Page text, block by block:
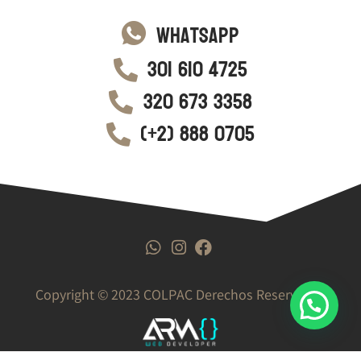
WhatsApp
301 610 4725
320 673 3358
(+2) 888 0705
Copyright © 2023 COLPAC Derechos Reservados